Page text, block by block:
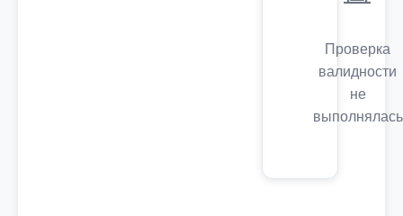
Проверка
валидности
не
выполнялась